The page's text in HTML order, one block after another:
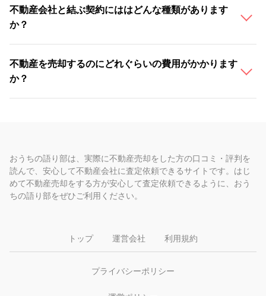
不動産会社と結ぶ契約にははどんな種類があります
か？
不動産を売却するのにどれぐらいの費用がかかります
か？
おうちの語り部は、実際に不動産売却をした方の口コミ・評判を
読んで、安心して不動産会社に査定依頼できるサイトです。はじ
めて不動産売却をする方が安心して査定依頼できるように、おう
ちの語り部をぜひご利用ください。
トップ 運営会社 利用規約
プライバシーポリシー